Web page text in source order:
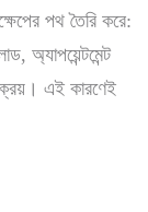
পথ তৈরি করে:
অ্যাপয়েন্টমেন্ট
ক্রয়। এই কারণেই